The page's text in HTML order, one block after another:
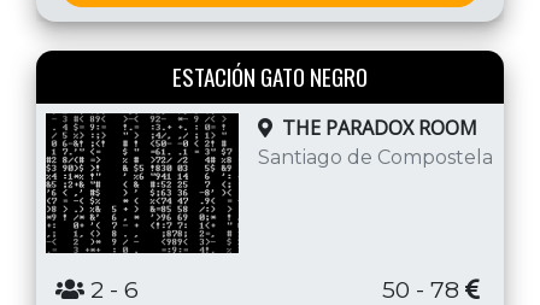
ESTACIÓN GATO NEGRO
THE PARADOX ROOM
Santiago de Compostela
2 - 6 50 - 78